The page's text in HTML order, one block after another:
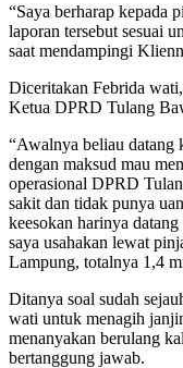
“Saya berharap kepada
laporan tersebut sesuai
saat mendampingi
Diceritakan Febrida
Ketua DPRD Tulang
“Awalnya beliau datang
dengan maksud mau
operasional DPRD
sakit dan tidak punya
keesokan harinya
saya usahakan lewat
Lampung, totalnya 1,4
Ditanya soal sudah
wati untuk menagih
menanyakan berulang
bertanggung jawab.